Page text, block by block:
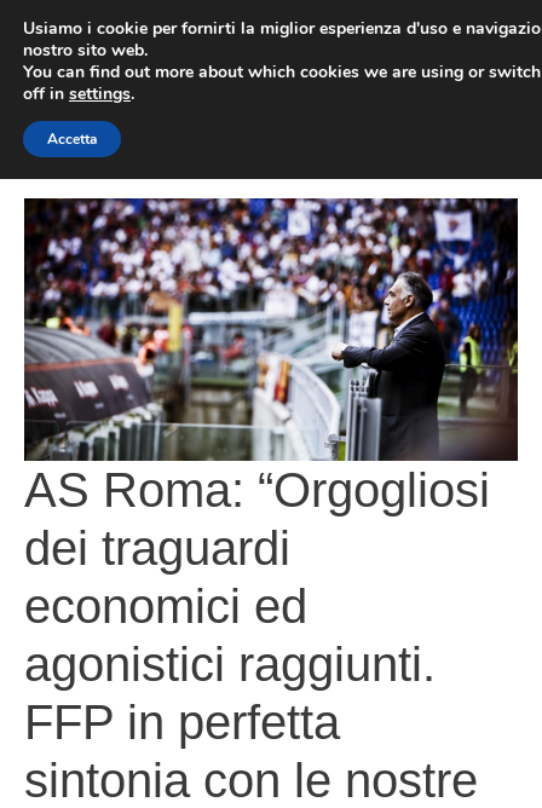
contenuto
AS Roma: “Orgogliosi
dei traguardi
economici ed
agonistici raggiunti.
FFP in perfetta
sintonia con le nostre
Usiamo i cookie per fornirti la miglior esperienza d'uso e
nostro sito web.
You can find out more about which cookies we are using or
off in settings.
Accetta